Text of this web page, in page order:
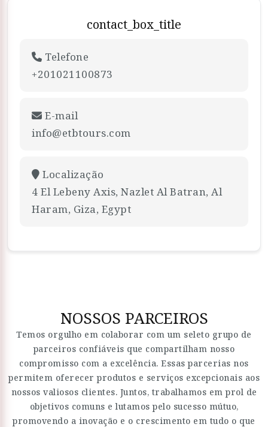
contact_box_title
Telefone
+201021100873
E-mail
info@etbtours.com
Localização
4 El Lebeny Axis, Nazlet Al Batran, Al
Haram, Giza, Egypt
NOSSOS PARCEIROS
Temos orgulho em colaborar com um seleto grupo de
parceiros confiáveis que compartilham nosso
compromisso com a excelência. Essas parcerias nos
permitem oferecer produtos e serviços excepcionais aos
nossos valiosos clientes. Juntos, trabalhamos em prol de
objetivos comuns e lutamos pelo sucesso mútuo,
promovendo a inovação e o crescimento em tudo o que